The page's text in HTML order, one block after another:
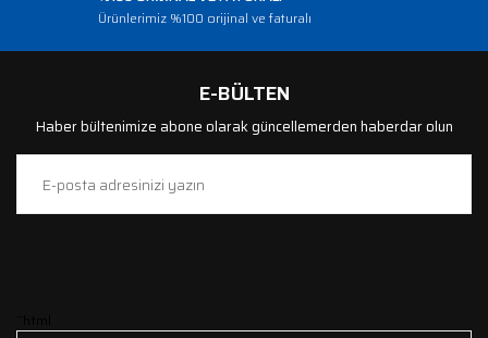
Ürünlerimiz %100 orijinal ve faturalı
E-BÜLTEN
Haber bültenimize abone olarak güncellemerden haberdar olun